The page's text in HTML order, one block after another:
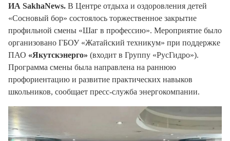
ИА SakhaNews. В Центре отдыха и оздоровления детей
«Сосновый бор» состоялось торжественное закрытие
профильной смены «Шаг в профессию». Мероприятие было
организовано ГБОУ «Жатайский техникум» при поддержке
ПАО «Якутскэнерго» (входит в Группу «РусГидро»).
Программа смены была направлена на раннюю
профориентацию и развитие практических навыков
школьников, сообщает пресс-служба энергокомпании.